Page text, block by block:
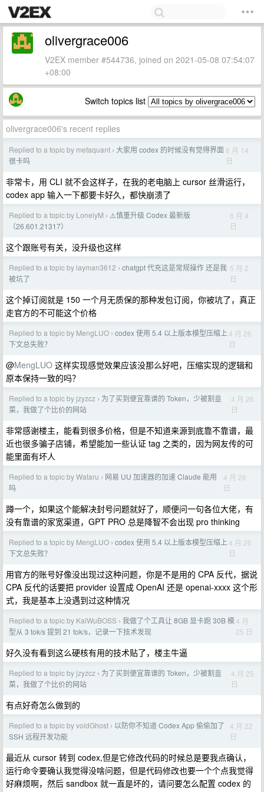
olivergrace006
V2EX member #544736, joined on 2021-05-08 07:54:07
+08:00
Switch topics list
olivergrace006's recent replies
Replied to a topic by metaquant › 大家用 codex 的时候没有觉得界面
很卡吗
6 月 14
日
非常卡，用 CLI 就不会这样子，在我的老电脑上 cursor 丝滑运行，
codex app 输入一下都要卡好久，都快崩溃了
Replied to a topic by LonelyM › ⚠️慎重升级 Codex 最新版
（26.601.21317）
6 月 4
日
这个跟账号有关，没升级也这样
Replied to a topic by layman3612 › chatgpt 代充这是常规操作 还是我
被坑了
5 月 2
日
这个掉订阅就是 150 一个月无质保的那种发包订阅，你被坑了，真正
走官方的不可能这个价格
Replied to a topic by MengLUO › codex 使用 5.4 以上版本模型压缩上
下文总失败？
4 月 26
日
@MengLUO 这样实现感觉效果应该没那么好吧，压缩实现的逻辑和
原本保持一致的吗？
Replied to a topic by jzyzcz › 为了买到便宜靠谱的 Token，少被割韭
菜，我做了个比价的网站
4 月 26
日
非常感谢楼主，能看到很多价格，但是不知道来源到底靠不靠谱，最
近也很多骗子店铺，希望能加一些认证 tag 之类的，因为网友传的可
能里面有坏人
Replied to a topic by Wataru › 网易 UU 加速器的加速 Claude 能用
吗
4 月 26
日
蹲一个，如果这个能解决封号问题就好了，顺便问一句各位大佬，有
没有靠谱的家宽渠道，GPT PRO 总是降智不会出现 pro thinking
Replied to a topic by MengLUO › codex 使用 5.4 以上版本模型压缩上
下文总失败？
4 月 26
日
用官方的账号好像没出现过这种问题，你是不是用的 CPA 反代，据说
CPA 反代的话要把 provider 设置成 OpenAI 还是 openai-xxxx 这个形
式，我是基本上没遇到过这种情况
Replied to a topic by KaiWuBOSS › 我做了个工具让 8GB 显卡跑 30B 模
型从 3 tok/s 提到 21 tok/s，记录一下技术发现
4 月
25 日
好久没有看到这么硬核有用的技术贴了，楼主牛逼
Replied to a topic by jzyzcz › 为了买到便宜靠谱的 Token，少被割韭
菜，我做了个比价的网站
4 月 25
日
有点好奇怎么做到的
Replied to a topic by voidGhost › 以防你不知道 Codex App 偷偷加了
SSH 远程开发功能
4 月 22
日
最近从 cursor 转到 codex,但是它修改代码的时候总是要我点确认，
运行命令要确认我觉得没啥问题，但是代码修改也要一个个点我觉得
好麻烦啊，然后 sandbox 就一直是坏的，请问要怎么配置 codex 的